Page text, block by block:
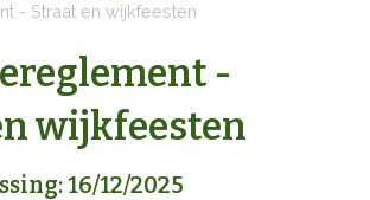
- Straat en wijkfeesten
-
wijkfeesten
16/12/2025